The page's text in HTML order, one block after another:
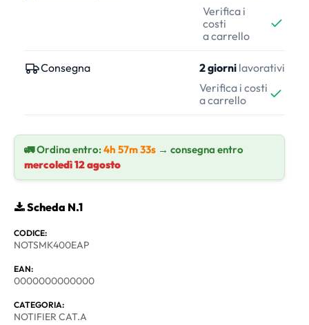
Verifica i
costi
a carrello
Consegna 2 giorni lavorativi
Verifica i costi
a carrello
🚛 Ordina entro:4h 57m 33s → consegna entro
mercoledì 12 agosto
Scheda N.1
CODICE:
NOTSMK400EAP
EAN:
0000000000000
CATEGORIA:
NOTIFIER CAT.A